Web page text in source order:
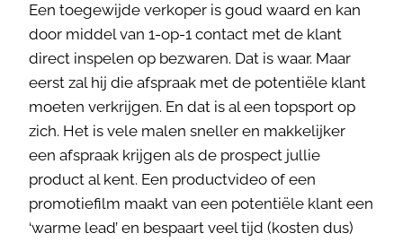
Een toegewijde verkoper is goud waard en kan
door middel van 1-op-1 contact met de klant
direct inspelen op bezwaren. Dat is waar. Maar
eerst zal hij die afspraak met de potentiële klant
moeten verkrijgen. En dat is al een topsport op
zich. Het is vele malen sneller en makkelijker
een afspraak krijgen als de prospect jullie
product al kent. Een productvideo of een
promotiefilm maakt van een potentiële klant een
‘warme lead’ en bespaart veel tijd (kosten dus)